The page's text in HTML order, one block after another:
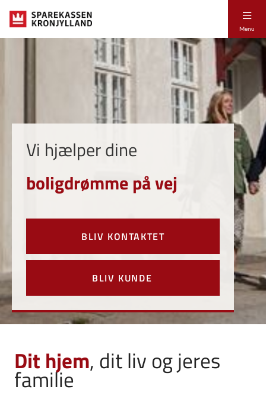
Menu
Vi hjælper dine
boligdrømme på vej
BLIV KONTAKTET
BLIV KUNDE
Dit hjem, dit liv og jeres
familie